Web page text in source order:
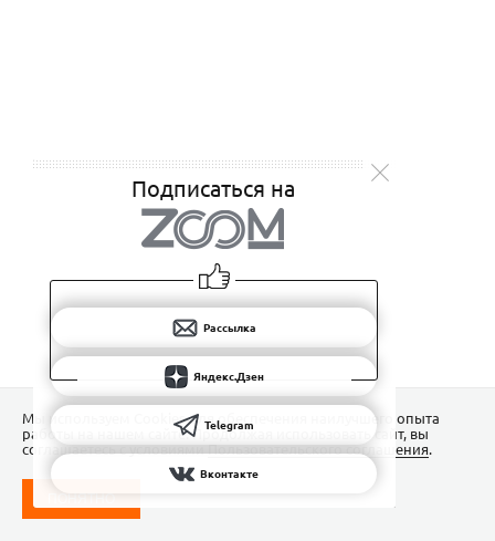
Подписаться на
Рассылка
Яндекс.Дзен
Telegram
Вконтакте
Мы используем Сookies для обеспечения наилучшего опыта
работы на нашем сайте. Продолжая использовать сайт, вы
соглашаетесь с условиямиПользовательского соглашения.
ПОНЯТНО